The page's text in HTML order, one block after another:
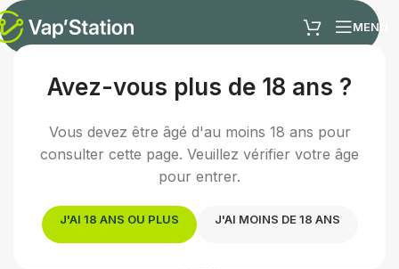
Avez-vous plus de 18 ans ?
Vous devez être âgé d'au moins 18 ans pour
consulter cette page. Veuillez vérifier votre âge
pour entrer.
J'AI 18 ANS OU PLUS J'AI MOINS DE 18 ANS
MENU
Accueil /E-liquides/E-liquide fruité